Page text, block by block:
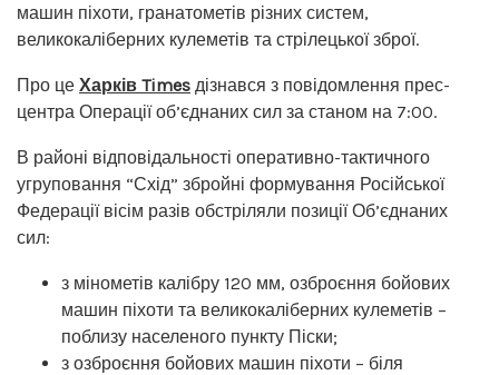
машин піхоти, гранатометів різних систем,
великокаліберних кулеметів та стрілецької зброї.
Про це Харків Times дізнався з повідомлення прес-
центра Операції об’єднаних сил за станом на 7:00.
В районі відповідальності оперативно-тактичного
угруповання “Схід” збройні формування Російської
Федерації вісім разів обстріляли позиції Об’єднаних
сил:
з мінометів калібру 120 мм, озброєння бойових
машин піхоти та великокаліберних кулеметів –
поблизу населеного пункту Піски;
з озброєння бойових машин піхоти – біля